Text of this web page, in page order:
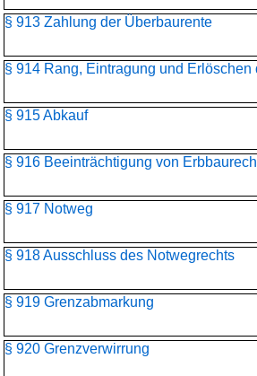
§ 913 Zahlung der Überbaurente
§ 914 Rang, Eintragung und Erlöschen
§ 915 Abkauf
§ 916 Beeinträchtigung von
§ 917 Notweg
§ 918 Ausschluss des Notwegrechts
§ 919 Grenzabmarkung
§ 920 Grenzverwirrung